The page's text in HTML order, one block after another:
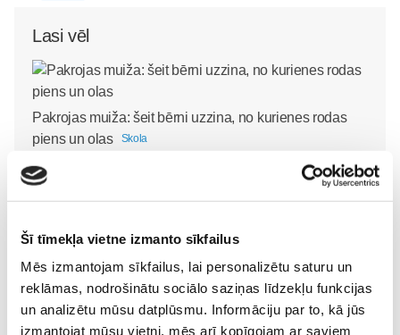
Šī tīmekļa vietne izmanto sīkfailus
Mēs izmantojam sīkfailus, lai personalizētu saturu un
reklāmas, nodrošinātu sociālo saziņas līdzekļu funkcijas
un analizētu mūsu datplūsmu. Informāciju par to, kā jūs
izmantojat mūsu vietni, mēs arī kopīgojam ar saviem
Lasi vēl
Pakrojas muiža: šeit bērni uzzina, no kurienes rodas
piens un olas
Skola
20. Jul 00:00
Izglītība ārpus ierastajiem
rāmjiem
Skola
30. May 09:55
Kā palīdzēt bērnam
justies sadzirdētam un
drošībā?
Skola